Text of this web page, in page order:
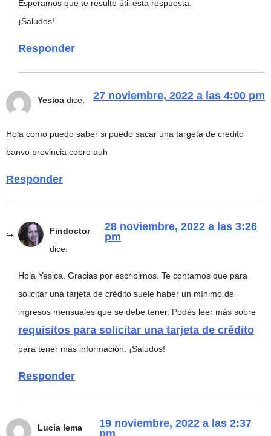
Esperamos que te resulte útil esta respuesta.
¡Saludos!
Responder
Yesica dice: 27 noviembre, 2022 a las 4:00 pm
Hola como puedo saber si puedo sacar una targeta de credito
banvo provincia cobro auh
Responder
Findoctor
dice:
28 noviembre, 2022 a las 3:26
pm
Hola Yesica. Gracias por escribirnos. Te contamos que para
solicitar una tarjeta de crédito suele haber un mínimo de
ingresos mensuales que se debe tener. Podés leer más sobre
requisitos para solicitar una tarjeta de crédito
para tener más información. ¡Saludos!
Responder
Lucia lema
19 noviembre, 2022 a las 2:37